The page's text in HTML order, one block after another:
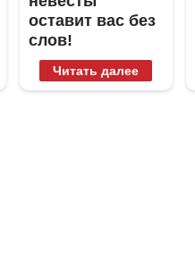
оставит вас без
слов!
Пересмотрела
10 раз
Читать далее